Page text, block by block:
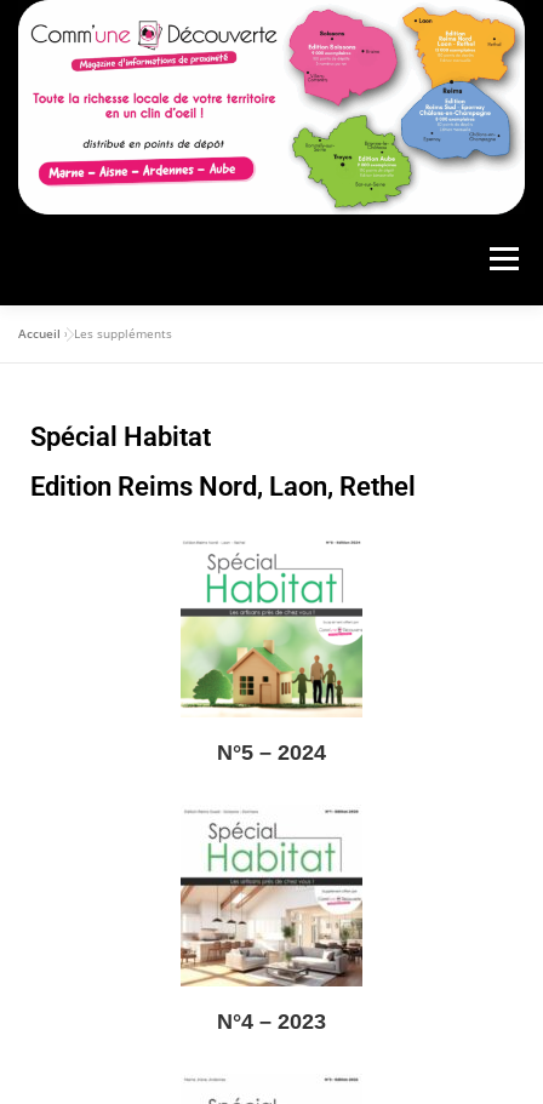
Menu
ARTICLES CONSULTER LE MAGAZINE
AGENCE DE PUBLICITÉ
Accueil »Les suppléments
Spécial Habitat
Edition Reims Nord, Laon, Rethel
N°5 – 2024
N°4 – 2023